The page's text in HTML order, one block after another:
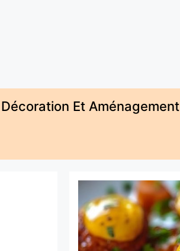
Décoration Et Aménagement